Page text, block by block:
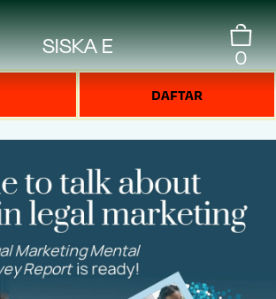
SISKA E 0
DAFTAR